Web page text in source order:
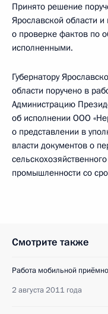
Принято решение
Ярославской области и
о проверке фактов по
исполненными.
Губернатору
области поручено в
Администрацию
об исполнении ООО
о представлении в
власти документов о
промышленности со
Смотрите также
Работа мобильной
2 августа 2011 года